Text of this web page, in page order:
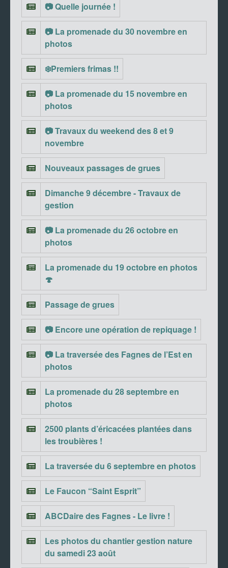
📷 Quelle journée !
📷 La promenade du 30 novembre en
photos
❄️Premiers frimas !!
📷 La promenade du 15 novembre en
photos
📷 Travaux du weekend des 8 et 9
novembre
Nouveaux passages de grues
Dimanche 9 décembre - Travaux de
gestion
📷 La promenade du 26 octobre en
photos
La promenade du 19 octobre en photos
🍄
Passage de grues
📷 Encore une opération de repiquage !
📷 La traversée des Fagnes de l’Est en
photos
La promenade du 28 septembre en
photos
2500 plants d’éricacées plantées dans
les troubières !
La traversée du 6 septembre en photos
Le Faucon “Saint Esprit”
ABCDaire des Fagnes - Le livre !
Les photos du chantier gestion nature
du samedi 23 août